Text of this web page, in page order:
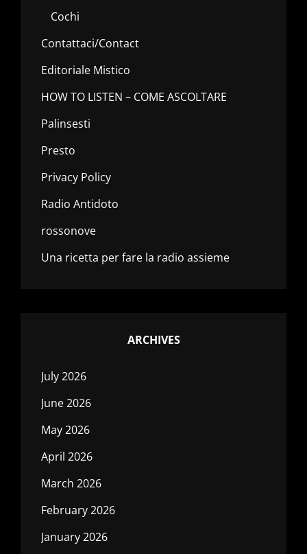
Cochi
Contattaci/Contact
Editoriale Mistico
HOW TO LISTEN – COME ASCOLTARE
Palinsesti
Presto
Privacy Policy
Radio Antidoto
rossonove
Una ricetta per fare la radio assieme
ARCHIVES
July 2026
June 2026
May 2026
April 2026
March 2026
February 2026
January 2026